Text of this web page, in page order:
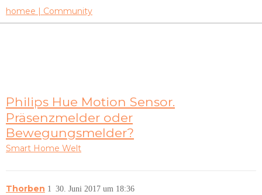
homee | Community
Philips Hue Motion Sensor.
Präsenzmelder oder
Bewegungsmelder?
Smart Home Welt
Thorben 30. Juni 2017 um 18:36
1